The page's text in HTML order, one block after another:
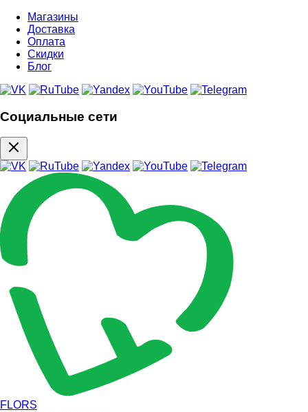
Магазины
Доставка
Оплата
Скидки
Блог
Социальные сети
FLORS